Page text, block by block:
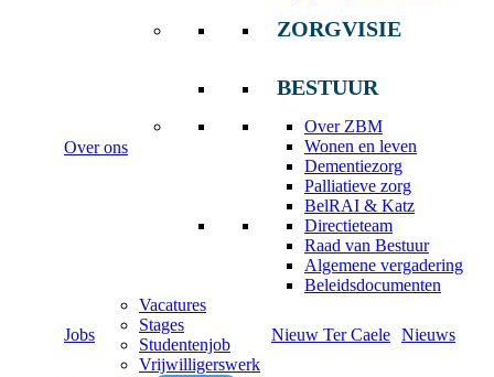
Over ons
ZORGVISIE
BESTUUR
Over ZBM
Wonen en leven
Dementiezorg
Palliatieve zorg
BelRAI & Katz
Directieteam
Raad van Bestuur
Algemene vergadering
Beleidsdocumenten
Jobs
Vacatures
Stages
Studentenjob
Vrijwilligerswerk
Nieuw Ter Caele Nieuws